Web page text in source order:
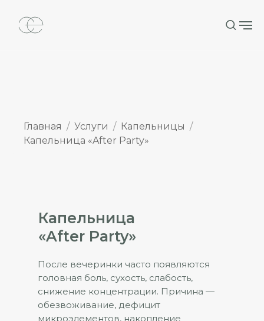
Главная Услуги
Капельницы
Капельница «After Party»
Капельница
«After Party»
После вечеринки часто появляются
головная боль, сухость, слабость,
снижение концентрации. Причина —
обезвоживание, дефицит
микроэлементов, накопление